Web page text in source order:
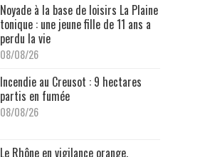
Noyade à la base de loisirs La Plaine
tonique : une jeune fille de 11 ans a
perdu la vie
08/08/26
Incendie au Creusot : 9 hectares
partis en fumée
08/08/26
Le Rhône en vigilance orange,